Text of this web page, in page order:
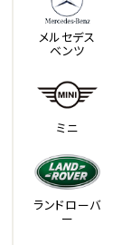
メルセデス
ベンツ
ミニ
ランドローバ
ー